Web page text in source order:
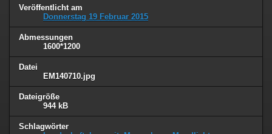
Veröffentlicht am
Donnerstag 19 Februar 2015
Abmessungen
1600*1200
Datei
EM140710.jpg
Dateigröße
944 kB
Schlagwörter